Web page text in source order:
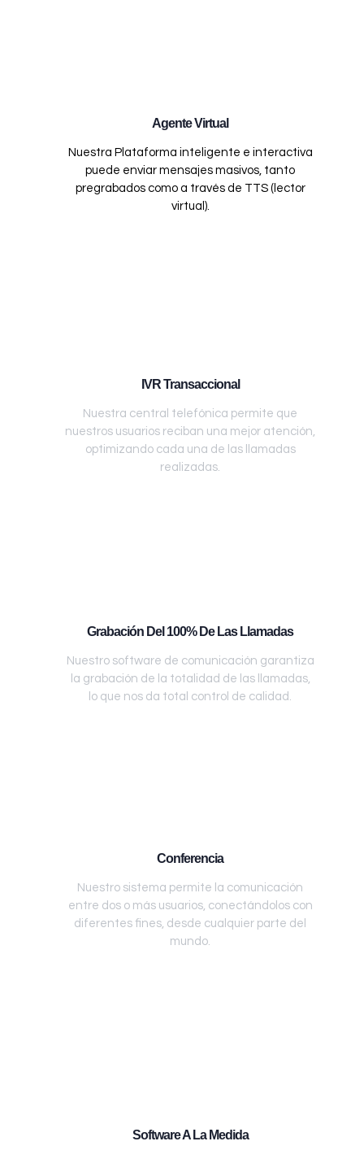
Agente Virtual
Nuestra Plataforma inteligente e interactiva
puede enviar mensajes masivos, tanto
pregrabados como a través de TTS (lector
virtual).
IVR Transaccional
Nuestra central telefónica permite que
nuestros usuarios reciban una mejor atención,
optimizando cada una de las llamadas
realizadas.
Grabación Del 100% De Las Llamadas
Nuestro software de comunicación garantiza
la grabación de la totalidad de las llamadas,
lo que nos da total control de calidad.
Conferencia
Nuestro sistema permite la comunicación
entre dos o más usuarios, conectándolos con
diferentes fines, desde cualquier parte del
mundo.
Software A La Medida